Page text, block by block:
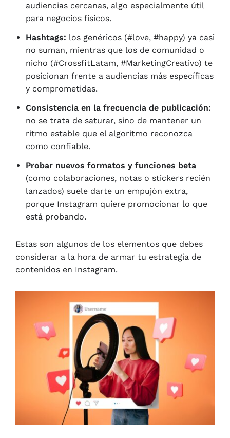
audiencias cercanas, algo especialmente útil
para negocios físicos.
Hashtags: los genéricos (#love, #happy) ya casi
no suman, mientras que los de comunidad o
nicho (#CrossfitLatam, #MarketingCreativo) te
posicionan frente a audiencias más específicas
y comprometidas.
Consistencia en la frecuencia de publicación:
no se trata de saturar, sino de mantener un
ritmo estable que el algoritmo reconozca
como confiable.
Probar nuevos formatos y funciones beta
(como colaboraciones, notas o stickers recién
lanzados) suele darte un empujón extra,
porque Instagram quiere promocionar lo que
está probando.
Estas son algunos de los elementos que debes
considerar a la hora de armar tu estrategia de
contenidos en Instagram.